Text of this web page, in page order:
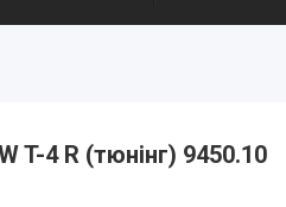
T-4 R (тюнінг) 9450.10